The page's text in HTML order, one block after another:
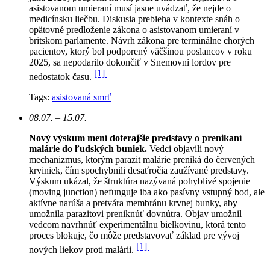
asistovanom umieraní musí jasne uvádzať, že nejde o
medicínsku liečbu. Diskusia prebieha v kontexte snáh o
opätovné predloženie zákona o asistovanom umieraní v
britskom parlamente. Návrh zákona pre terminálne chorých
pacientov, ktorý bol podporený väčšinou poslancov v roku
2025, sa nepodarilo dokončiť v Snemovni lordov pre
nedostatok času. [1]
Tags: asistovaná smrť
08.07. – 15.07.
Nový výskum mení doterajšie predstavy o prenikaní
malárie do ľudských buniek. Vedci objavili nový
mechanizmus, ktorým parazit malárie preniká do červených
krviniek, čím spochybnili desaťročia zaužívané predstavy.
Výskum ukázal, že štruktúra nazývaná pohyblivé spojenie
(moving junction) nefunguje iba ako pasívny vstupný bod, ale
aktívne narúša a pretvára membránu krvnej bunky, aby
umožnila parazitovi preniknúť dovnútra. Objav umožnil
vedcom navrhnúť experimentálnu bielkovinu, ktorá tento
proces blokuje, čo môže predstavovať základ pre vývoj
nových liekov proti malárii. [1]